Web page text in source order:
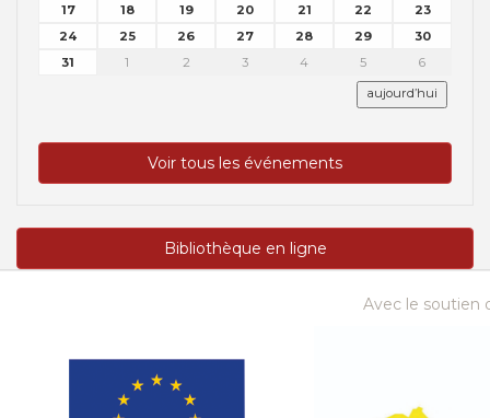
17
18 19 20 21 22
23
24
25 26 27 28 29
30
31
1 2 3 4 5 6
aujourd’hui
Voir tous les événements
Bibliothèque en ligne
Avec le soutien